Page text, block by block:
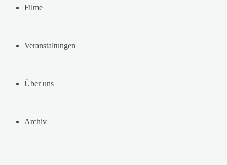
Filme
Veranstaltungen
Über uns
Archiv